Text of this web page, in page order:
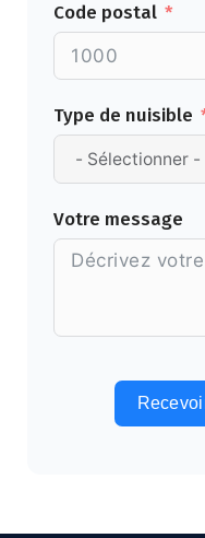
Code postal
Type de nuisible
Votre message